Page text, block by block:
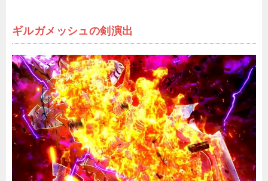
ギルガメッシュの剣演出